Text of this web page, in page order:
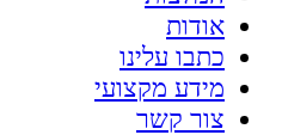
אודות
כתבו עלינו
מידע מקצועי
צור קשר